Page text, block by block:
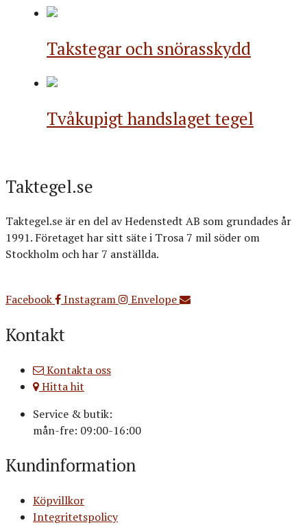
Takstegar och snörasskydd
Tvåkupigt handslaget tegel
Taktegel.se
Taktegel.se är en del av Hedenstedt AB som grundades år
1991. Företaget har sitt säte i Trosa 7 mil söder om
Stockholm och har 7 anställda.
Facebook
Instagram Envelope
Kontakt
Kontakta oss
Hitta hit
Service & butik:
mån-fre: 09:00-16:00
Kundinformation
Köpvillkor
Integritetspolicy